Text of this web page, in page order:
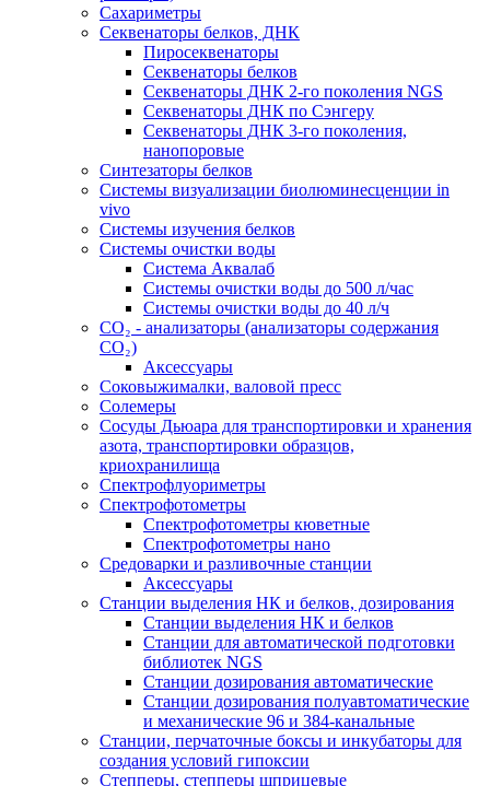
Сахариметры
Секвенаторы белков, ДНК
Пиросеквенаторы
Секвенаторы белков
Секвенаторы ДНК 2-го поколения NGS
Секвенаторы ДНК по Сэнгеру
Секвенаторы ДНК 3-го поколения,
нанопоровые
Синтезаторы белков
Системы визуализации биолюминесценции in
vivo
Системы изучения белков
Системы очистки воды
Система Аквалаб
Системы очистки воды до 500 л/час
Системы очистки воды до 40 л/ч
СО₂ - анализаторы (анализаторы содержания
СО₂)
Аксессуары
Соковыжималки, валовой пресс
Солемеры
Сосуды Дьюара для транспортировки и хранения
азота, транспортировки образцов,
криохранилища
Спектрофлуориметры
Спектрофотометры
Спектрофотометры кюветные
Спектрофотометры нано
Средоварки и разливочные станции
Аксессуары
Станции выделения НК и белков, дозирования
Станции выделения НК и белков
Станции для автоматической подготовки
библиотек NGS
Станции дозирования автоматические
Станции дозирования полуавтоматические
и механические 96 и 384-канальные
Станции, перчаточные боксы и инкубаторы для
создания условий гипоксии
Степперы, степперы шприцевые